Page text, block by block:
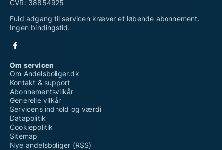
CVR: 38854925
Fuld adgang til servicen kræver et løbende abonnement.
Ingen bindingstid.
Om servicen
Om Andelsboliger.dk
Kontakt & support
Abonnementsvilkår
Generelle vilkår
Servicens indhold og værdi
Datapolitik
Cookiepolitik
Sitemap
Nye andelsboliger (RSS)